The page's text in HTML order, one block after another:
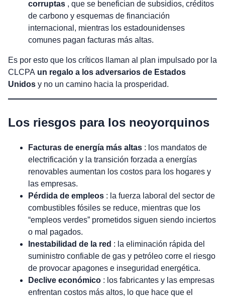
corruptas , que se benefician de subsidios, créditos
de carbono y esquemas de financiación
internacional, mientras los estadounidenses
comunes pagan facturas más altas.
Es por esto que los críticos llaman al plan impulsado por la
CLCPA un regalo a los adversarios de Estados
Unidos y no un camino hacia la prosperidad.
Los riesgos para los neoyorquinos
Facturas de energía más altas : los mandatos de
electrificación y la transición forzada a energías
renovables aumentan los costos para los hogares y
las empresas.
Pérdida de empleos : la fuerza laboral del sector de
combustibles fósiles se reduce, mientras que los
“empleos verdes” prometidos siguen siendo inciertos
o mal pagados.
Inestabilidad de la red : la eliminación rápida del
suministro confiable de gas y petróleo corre el riesgo
de provocar apagones e inseguridad energética.
Declive económico : los fabricantes y las empresas
enfrentan costos más altos, lo que hace que el